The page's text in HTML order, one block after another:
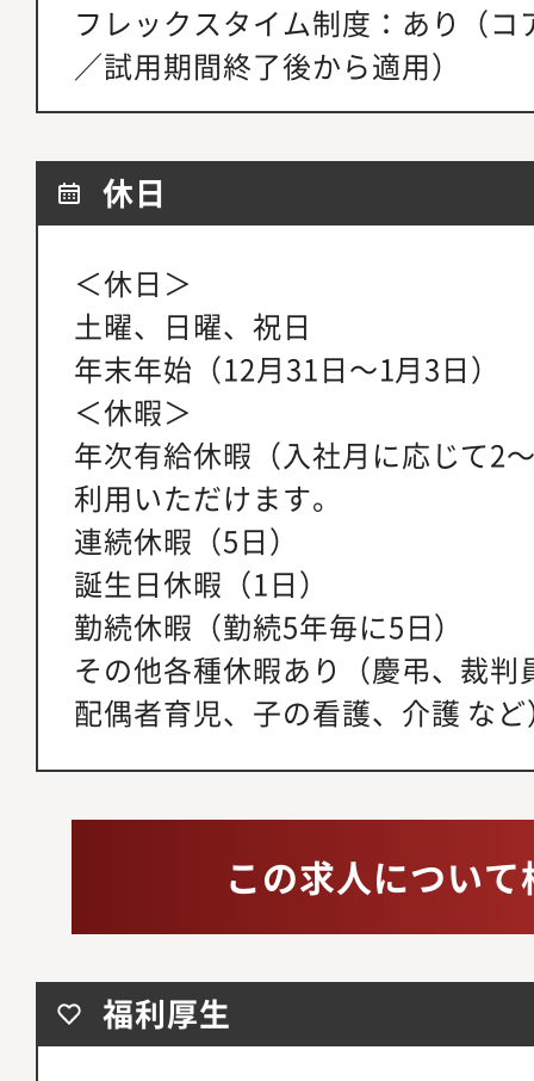
フレックスタイム制度：あり（
／試用期間終了後から適用）
休日
＜休日＞
土曜、日曜、祝日
年末年始（12月31日～1月3日）
＜休暇＞
年次有給休暇（入社月に応じて2
利用いただけます。
連続休暇（5日）
誕生日休暇（1日）
勤続休暇（勤続5年毎に5日）
その他各種休暇あり（慶弔、裁
配偶者育児、子の看護、介護 な
この求人につい
福利厚生